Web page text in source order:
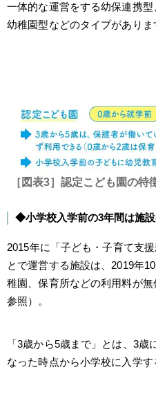
一体的な運営をする幼保連携
幼稚園型などのタイプがありま
［図表3］認定こども園の特
◆小学校入学前の3年間は施
2015年に「子ども・子育て支
とで運営する施設は、2019年
稚園、保育所などの利用料が
参照）。
「3歳から5歳まで」とは、3
なった時点から小学校に入学す